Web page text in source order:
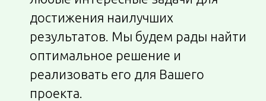
достижения наилучших
результатов. Мы будем рады найти
оптимальное решение и
реализовать его для Вашего
проекта.